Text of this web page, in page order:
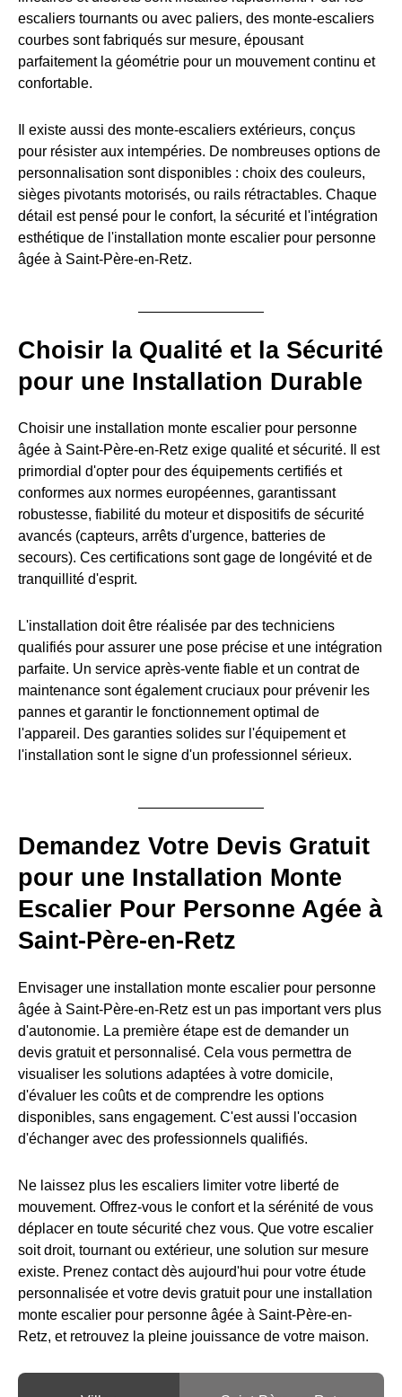
escaliers tournants ou avec paliers, des monte-escaliers
courbes sont fabriqués sur mesure, épousant
parfaitement la géométrie pour un mouvement continu et
confortable.
Il existe aussi des monte-escaliers extérieurs, conçus
pour résister aux intempéries. De nombreuses options de
personnalisation sont disponibles : choix des couleurs,
sièges pivotants motorisés, ou rails rétractables. Chaque
détail est pensé pour le confort, la sécurité et l'intégration
esthétique de l'installation monte escalier pour personne
âgée à Saint-Père-en-Retz.
Choisir la Qualité et la Sécurité
pour une Installation Durable
Choisir une installation monte escalier pour personne
âgée à Saint-Père-en-Retz exige qualité et sécurité. Il est
primordial d'opter pour des équipements certifiés et
conformes aux normes européennes, garantissant
robustesse, fiabilité du moteur et dispositifs de sécurité
avancés (capteurs, arrêts d'urgence, batteries de
secours). Ces certifications sont gage de longévité et de
tranquillité d'esprit.
L'installation doit être réalisée par des techniciens
qualifiés pour assurer une pose précise et une intégration
parfaite. Un service après-vente fiable et un contrat de
maintenance sont également cruciaux pour prévenir les
pannes et garantir le fonctionnement optimal de
l'appareil. Des garanties solides sur l'équipement et
l'installation sont le signe d'un professionnel sérieux.
Demandez Votre Devis Gratuit
pour une Installation Monte
Escalier Pour Personne Agée à
Saint-Père-en-Retz
Envisager une installation monte escalier pour personne
âgée à Saint-Père-en-Retz est un pas important vers plus
d'autonomie. La première étape est de demander un
devis gratuit et personnalisé. Cela vous permettra de
visualiser les solutions adaptées à votre domicile,
d'évaluer les coûts et de comprendre les options
disponibles, sans engagement. C'est aussi l'occasion
d'échanger avec des professionnels qualifiés.
Ne laissez plus les escaliers limiter votre liberté de
mouvement. Offrez-vous le confort et la sérénité de vous
déplacer en toute sécurité chez vous. Que votre escalier
soit droit, tournant ou extérieur, une solution sur mesure
existe. Prenez contact dès aujourd'hui pour votre étude
personnalisée et votre devis gratuit pour une installation
monte escalier pour personne âgée à Saint-Père-en-
Retz, et retrouvez la pleine jouissance de votre maison.